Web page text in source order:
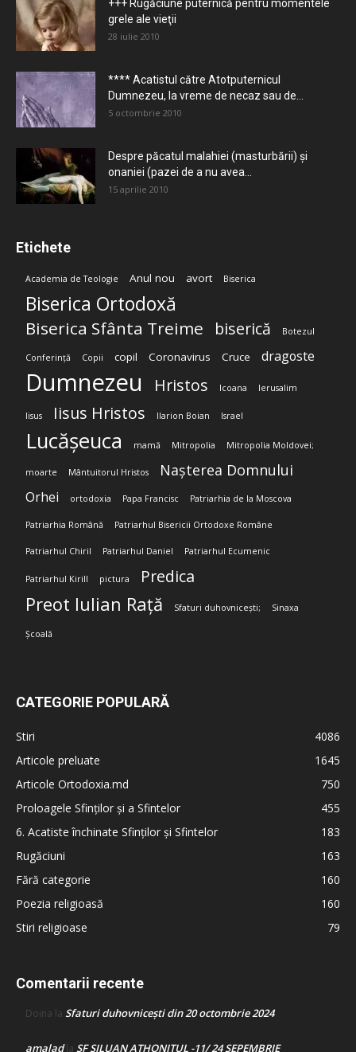
+++ Rugăciune puternică pentru momentele
grele ale vieţii
28 iulie 2010
**** Acatistul către Atotputernicul
Dumnezeu, la vreme de necaz sau de...
5 octombrie 2010
Despre păcatul malahiei (masturbării) şi
onaniei (pazei de a nu avea...
15 aprilie 2010
Etichete
Academia de Teologie Anul nou avort Biserica
Biserica Ortodoxă
Biserica Sfânta Treime biserică Botezul
Conferință Copii copil Coronavirus Cruce dragoste
Dumnezeu Hristos Icoana Ierusalim
Iisus Iisus Hristos Ilarion Boian Israel
Lucășeuca mamă Mitropolia Mitropolia Moldovei;
moarte Mântuitorul Hristos Nașterea Domnului
Orhei ortodoxia Papa Francisc Patriarhia de la Moscova
Patriarhia Română Patriarhul Bisericii Ortodoxe Române
Patriarhul Chiril Patriarhul Daniel Patriarhul Ecumenic
Patriarhul Kirill pictura Predica
Preot Iulian Rață Sfaturi duhovnicești; Sinaxa
Școală
CATEGORIE POPULARĂ
Stiri
4086
Articole preluate
1645
Articole Ortodoxia.md
750
Proloagele Sfinților și a Sfintelor
455
6. Acatiste închinate Sfinților și Sfintelor
183
Rugăciuni
163
Fără categorie
160
Poezia religioasă
160
Stiri religioase
79
Comentarii recente
Doina la Sfaturi duhovnicești din 20 octombrie 2024
amaladla SF SILUAN ATHONITUL -11/ 24 SEPEMBRIE